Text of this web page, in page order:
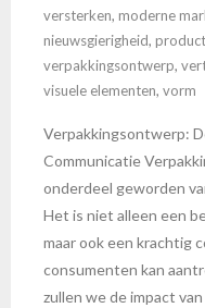
versterken, moderne
nieuwsgierigheid, product
verpakkingsontwerp,
visuele elementen, vorm
Verpakkingsontwerp:
Communicatie
onderdeel geworden
Het is niet alleen een
maar ook een krachtig
consumenten kan
zullen we de impact